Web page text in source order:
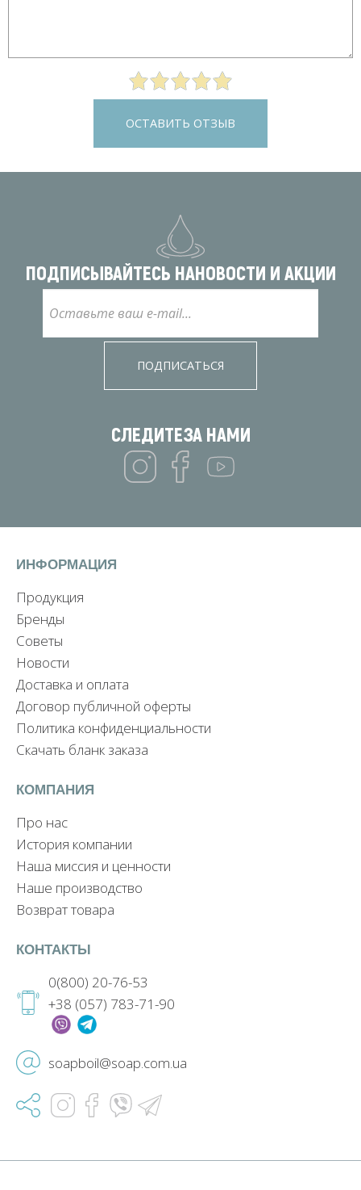
ОСТАВИТЬ ОТЗЫВ
ПОДПИСЫВАЙТЕСЬ НАНОВОСТИ И АКЦИИ
ПОДПИСАТЬСЯ
СЛЕДИТЕЗА НАМИ
ИНФОРМАЦИЯ
Продукция
Бренды
Советы
Новости
Доставка и оплата
Договор публичной оферты
Политика конфиденциальности
Скачать бланк заказа
КОМПАНИЯ
Про нас
История компании
Наша миссия и ценности
Наше производство
Возврат товара
КОНТАКТЫ
0(800) 20-76-53
+38 (057) 783-71-90
soapboil@soap.com.ua